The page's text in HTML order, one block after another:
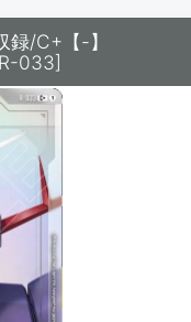
録/C+【-】
033]